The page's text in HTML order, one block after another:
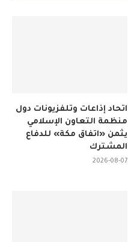
اتحاد إذاعات وتلفزيونات دول
منظمة التعاون الإسلامي
يثمن «اتفاق مكة» للدفاع
المشترك
2026-08-07